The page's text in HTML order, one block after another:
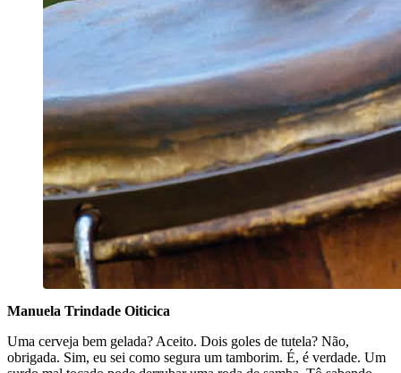
Manuela Trindade Oiticica
Uma cerveja bem gelada? Aceito. Dois goles de tutela? Não,
obrigada. Sim, eu sei como segura um tamborim. É, é verdade. Um